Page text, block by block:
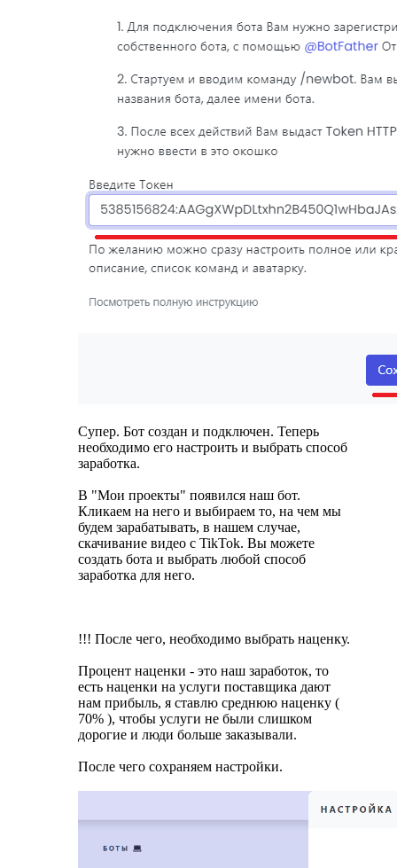
Супер. Бот создан и подключен. Теперь
необходимо его настроить и выбрать способ
заработка.
В "Мои проекты" появился наш бот.
Кликаем на него и выбираем то, на чем мы
будем зарабатывать, в нашем случае,
скачивание видео с TikTok. Вы можете
создать бота и выбрать любой способ
заработка для него.
!!! После чего, необходимо выбрать наценку.
Процент наценки - это наш заработок, то
есть наценки на услуги поставщика дают
нам прибыль, я ставлю среднюю наценку (
70% ), чтобы услуги не были слишком
дорогие и люди больше заказывали.
После чего сохраняем настройки.